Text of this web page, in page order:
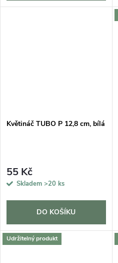
Květináč TUBO P 12,8 cm, bílá
55 Kč
Skladem >20 ks
DO KOŠÍKU
Udržitelný produkt